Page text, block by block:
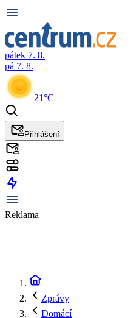
pátek 7. 8.
pá 7. 8.
21°C
Přihlášení
Reklama
Zprávy
Domácí